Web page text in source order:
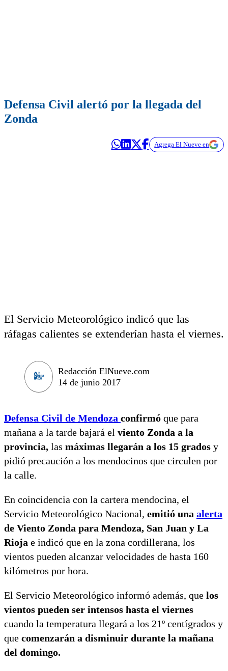
Defensa Civil alertó por la llegada del
Zonda
Agrega El Nueve en
El Servicio Meteorológico indicó que las
ráfagas calientes se extenderían hasta el viernes.
Redacción ElNueve.com
14 de junio 2017
Defensa Civil de Mendoza confirmó que para
mañana a la tarde bajará el viento Zonda a la
provincia, las máximas llegarán a los 15 grados y
pidió precaución a los mendocinos que circulen por
la calle.
En coincidencia con la cartera mendocina, el
Servicio Meteorológico Nacional, emitió una alerta
de Viento Zonda para Mendoza, San Juan y La
Rioja e indicó que en la zona cordillerana, los
vientos pueden alcanzar velocidades de hasta 160
kilómetros por hora.
El Servicio Meteorológico informó además, que los
vientos pueden ser intensos hasta el viernes
cuando la temperatura llegará a los 21º centígrados y
que comenzarán a disminuir durante la mañana
del domingo.